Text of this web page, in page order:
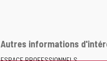
Autres informations